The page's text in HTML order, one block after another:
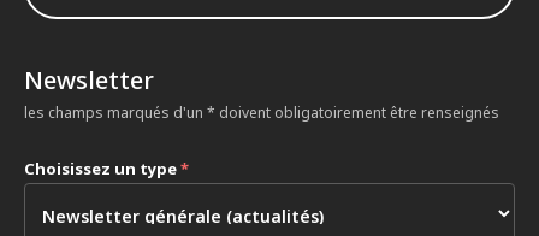
Newsletter
les champs marqués d'un * doivent obligatoirement être renseignés
Choisissez un type*